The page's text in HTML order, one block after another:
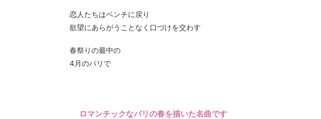
恋人たちはベンチに戻り
欲望にあらがうことなく口づけを交わす
春祭りの最中の
4月のパリで
ロマンチックなパリの春を描いた名曲です